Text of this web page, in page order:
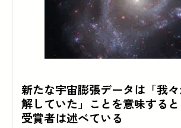
新たな宇宙膨張データは「我
解していた」ことを意味する
受賞者は述べている